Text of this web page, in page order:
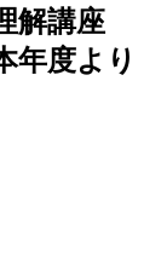
解講座
年度より